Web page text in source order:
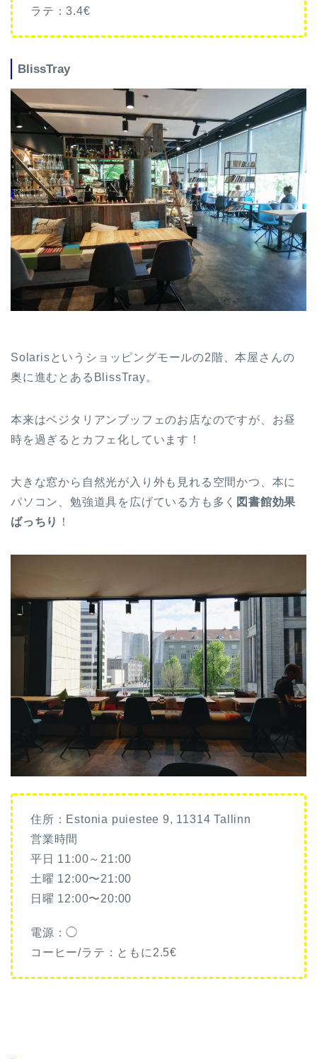
ラテ：3.4€
BlissTray
Solarisというショッピングモールの2階、本屋さんの
奥に進むとあるBlissTray。
本来はベジタリアンブッフェのお店なのですが、お昼
時を過ぎるとカフェ化しています！
大きな窓から自然光が入り外も見れる空間かつ、本に
パソコン、勉強道具を広げている方も多く 図書館効果
ばっちり
！
住所：Estonia puiestee 9, 11314 Tallinn
営業時間
平日 11:00～21:00
土曜 12:00〜21:00
日曜 12:00〜20:00
電源：◯
コーヒー/ラテ：ともに2.5€